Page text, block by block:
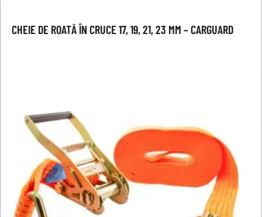
CHEIE DE ROATĂ ÎN CRUCE 17, 19, 21, 23 MM – CARGUARD